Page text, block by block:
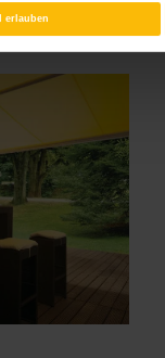
erlauben